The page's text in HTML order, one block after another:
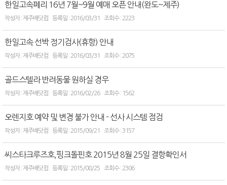
한일고속페리 16년 7월~9월 예매 오픈 안내(완도~제주)
제주배닷컴 2016/03/31 2223
한일고속 선박 정기검사(휴항) 안내
제주배닷컴 2016/03/31 2075
골드스텔라 반려동물 원하실 경우
제주배닷컴 2016/02/26 1562
오렌지호 예약 및 변경 불가 안내 - 선사 시스템 점검
제주배닷컴 2015/09/21 3157
씨스타크루즈호,핑크돌핀호 2015년 8월 25일 결항확인서
제주배닷컴 2015/08/25 2306